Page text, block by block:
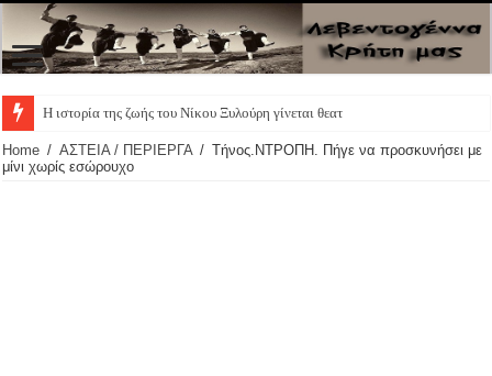
Η ιστορία της ζωής του Νίκου Ξυλούρη γίνεται θεατρική παρ
Home / ΑΣΤΕΙΑ / ΠΕΡΙΕΡΓΑ / Τήνος.ΝΤΡΟΠΗ. Πήγε να προσκυνήσει με
μίνι χωρίς εσώρουχο